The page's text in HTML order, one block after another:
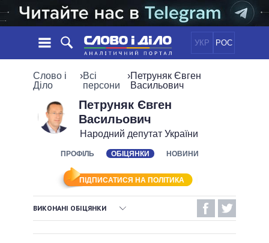
УКР РОС
НОВИНИ
СТРІЧКА
ПОДІЇ
ДУМКИ
ОГЛЯДИ
ДАЙДЖЕСТИ
ПОЛІТИКА
ЕКОНОМІКА
СУСПІЛЬСТВО
СВІТ
ОБIЦЯНКИ
ПОЛIТИКИ
УСІ ПОЛІТИКИ
ПРЕЗИДЕНТ І ОФІС
ВЕРХОВНА РАДА
КАБІНЕТ МІНІСТРІВ
ІНФОГРАФІКА
ВІДЕО
ПІДТРИМАТИ
ПОРІВНЯННЯ ПОЛІТИКІВ
Слово і
Діло
›Всі
персони
›Петруняк Євген
Васильович
Петруняк Євген
Васильович
Народний депутат України
ПРОФІЛЬ ОБІЦЯНКИ НОВИНИ
ПІДПИСАТИСЯ НА ПОЛІТИКА
ВИКОНАНІ ОБІЦЯНКИ